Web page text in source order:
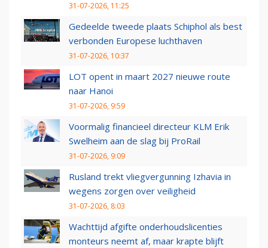
31-07-2026, 11:25
Gedeelde tweede plaats Schiphol als best
verbonden Europese luchthaven
31-07-2026, 10:37
LOT opent in maart 2027 nieuwe route
naar Hanoi
31-07-2026, 9:59
Voormalig financieel directeur KLM Erik
Swelheim aan de slag bij ProRail
31-07-2026, 9:09
Rusland trekt vliegvergunning Izhavia in
wegens zorgen over veiligheid
31-07-2026, 8:03
Wachttijd afgifte onderhoudslicenties
monteurs neemt af, maar krapte blijft